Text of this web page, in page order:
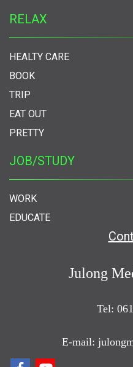
RELAX
HEALTY CARE
BOOK
TRIP
EAT OUT
PRETTY
JOB/STUDY
WORK
EDUCATE
Julong
Tel:
E-mail: